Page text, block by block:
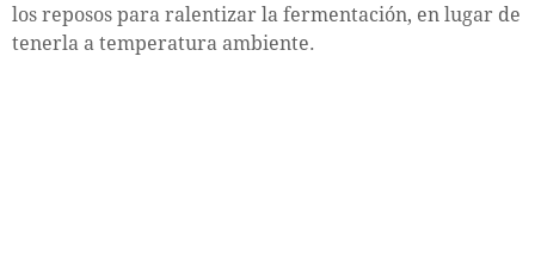
los reposos para ralentizar la fermentación, en lugar de
tenerla a temperatura ambiente.